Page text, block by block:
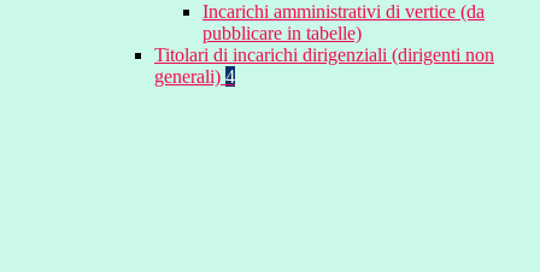
Incarichi amministrativi di vertice (da
pubblicare in tabelle)
Titolari di incarichi dirigenziali (dirigenti non
generali) 4